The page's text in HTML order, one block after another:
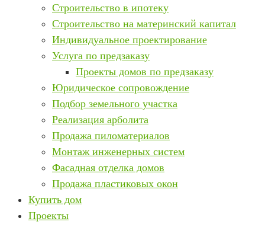
Строительство в ипотеку
Строительство на материнский капитал
Индивидуальное проектирование
Услуга по предзаказу
Проекты домов по предзаказу
Юридическое сопровождение
Подбор земельного участка
Реализация арболита
Продажа пиломатериалов
Монтаж инженерных систем
Фасадная отделка домов
Продажа пластиковых окон
Купить дом
Проекты